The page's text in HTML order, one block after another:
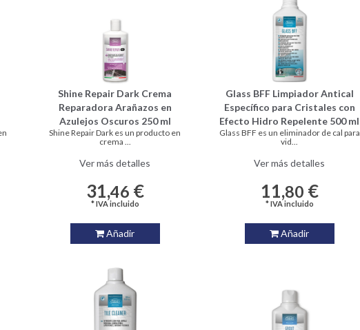
Shine Repair Dark Crema
Reparadora Arañazos en
Azulejos Oscuros 250 ml
Shine Repair Dark es un producto en
crema ...
Ver más detalles
31,46 €
* IVA incluido
Añadir
Glass BFF Limpiador Antical
Específico para Cristales con
Efecto Hidro Repelente 500 ml
Glass BFF es un eliminador de cal para
vid...
Ver más detalles
11,80 €
* IVA incluido
Añadir